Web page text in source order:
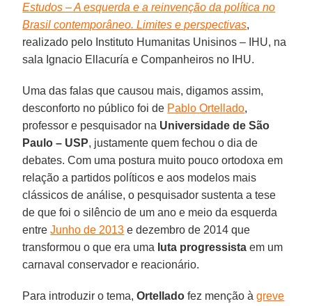
Estudos – A esquerda e a reinvenção da política no
Brasil contemporâneo. Limites e perspectivas,
realizado pelo Instituto Humanitas Unisinos – IHU, na
sala Ignacio Ellacuría e Companheiros no IHU.
Uma das falas que causou mais, digamos assim,
desconforto no público foi de Pablo Ortellado,
professor e pesquisador na Universidade de São
Paulo – USP, justamente quem fechou o dia de
debates. Com uma postura muito pouco ortodoxa em
relação a partidos políticos e aos modelos mais
clássicos de análise, o pesquisador sustenta a tese
de que foi o silêncio de um ano e meio da esquerda
entreJunho de 2013 e dezembro de 2014 que
transformou o que era uma luta progressista em um
carnaval conservador e reacionário.
Para introduzir o tema,Ortellado fez menção àgreve